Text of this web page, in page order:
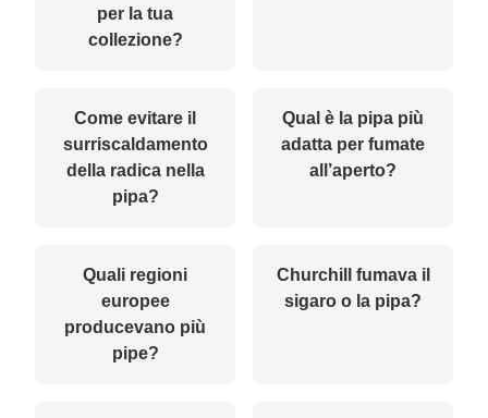
per la tua
collezione?
Come evitare il
surriscaldamento
della radica nella
pipa?
Qual è la pipa più
adatta per fumate
all’aperto?
Quali regioni
europee
producevano più
pipe?
Churchill fumava il
sigaro o la pipa?